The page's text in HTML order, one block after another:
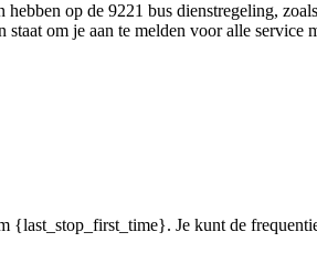
op de 9221 bus dienstregeling,
staat om je aan te melden voor alle
Je kunt de